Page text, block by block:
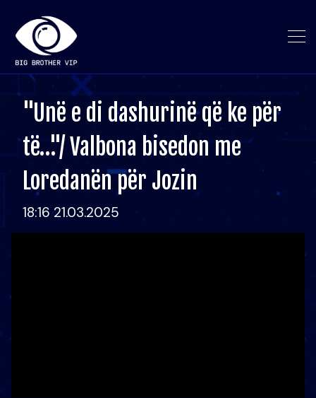
"Unë e di dashurinë që ke për
të…"/ Valbona bisedon me
Loredanën për Jozin
18:16 21.03.2025